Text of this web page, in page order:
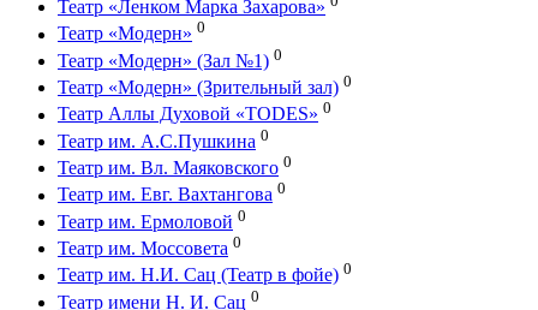
Театр «Ленком Марка Захарова»
Театр «Модерн» 0
Театр «Модерн» (Зал №1) 0
Театр «Модерн» (Зрительный зал) 0
Театр Аллы Духовой «TODES» 0
Театр им. А.С.Пушкина 0
Театр им. Вл. Маяковского 0
Театр им. Евг. Вахтангова 0
Театр им. Ермоловой 0
Театр им. Моссовета 0
Театр им. Н.И. Сац (Театр в фойе) 0
Театр имени Н. И. Сац 0